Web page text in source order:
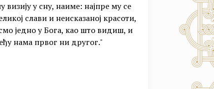
визију у сну, наиме: најпре му се
слави и неисказаној красоти,
једно у Бога, као што видиш, и
нама првог ни другог."